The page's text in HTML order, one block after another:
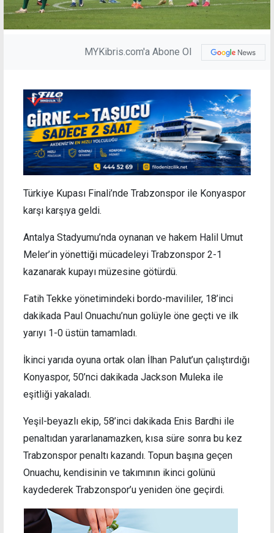
MYKibris.com'a Abone Ol
Türkiye Kupası Finali’nde Trabzonspor ile Konyaspor
karşı karşıya geldi.
Antalya Stadyumu’nda oynanan ve hakem Halil Umut
Meler’in yönettiği mücadeleyi Trabzonspor 2-1
kazanarak kupayı müzesine götürdü.
Fatih Tekke yönetimindeki bordo-mavililer, 18’inci
dakikada Paul Onuachu’nun golüyle öne geçti ve ilk
yarıyı 1-0 üstün tamamladı.
İkinci yarıda oyuna ortak olan İlhan Palut’un çalıştırdığı
Konyaspor, 50’nci dakikada Jackson Muleka ile
eşitliği yakaladı.
Yeşil-beyazlı ekip, 58’inci dakikada Enis Bardhi ile
penaltıdan yararlanamazken, kısa süre sonra bu kez
Trabzonspor penaltı kazandı. Topun başına geçen
Onuachu, kendisinin ve takımının ikinci golünü
kaydederek Trabzonspor’u yeniden öne geçirdi.